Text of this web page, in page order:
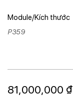
Module/Kích thước
P359
81,000,000 ₫